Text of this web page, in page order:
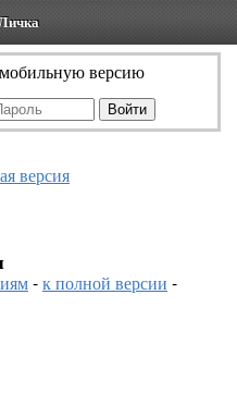
версию
версия
-к полной версии -